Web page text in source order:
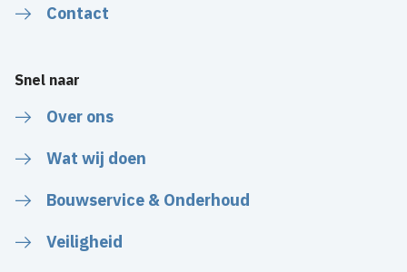
Contact
Snel naar
Over ons
Wat wij doen
Bouwservice & Onderhoud
Veiligheid